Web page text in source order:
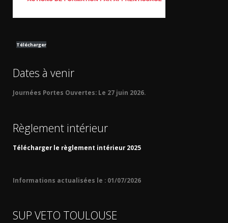
Télécharger
Dates à venir
Journées Portes Ouvertes: Le 27 juin 2026.
Règlement intérieur
Télécharger le règlement intérieur 2025
Informations actualisées le : 01/07/2026
SUP VETO TOULOUSE